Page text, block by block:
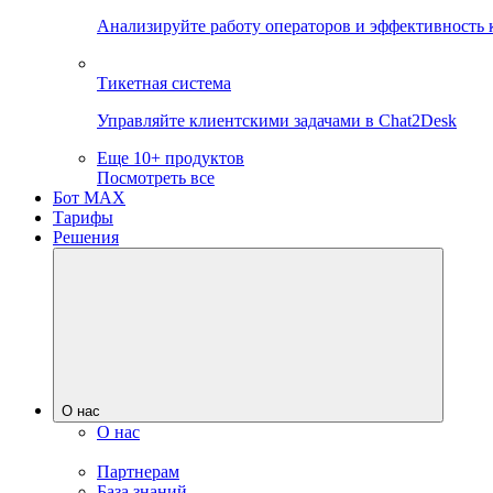
Анализируйте работу операторов и эффективность
Тикетная система
Управляйте клиентскими задачами в Chat2Desk
Еще 10+ продуктов
Посмотреть все
Бот MAX
Тарифы
Решения
О нас
О нас
Партнерам